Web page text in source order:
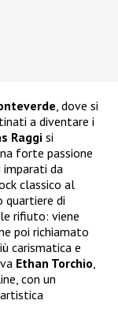
, dove si
a diventare i
Raggi si
forte passione
da
classico al
quartiere di
rifiuto: viene
poi richiamato
carismatica e
Ethan Torchio
con un